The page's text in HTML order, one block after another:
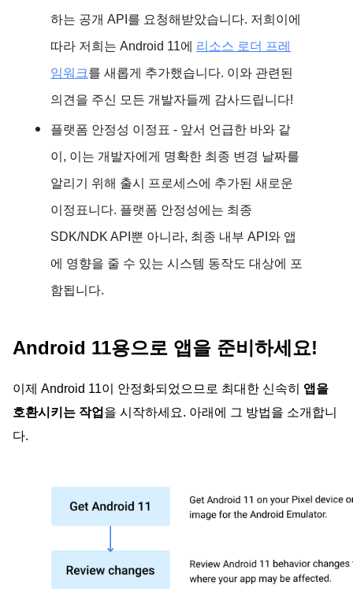
하는 공개 API를 요청해받았습니다. 저희이에
따라 저희는 Android 11에 리소스 로더 프레
임워크를 새롭게 추가했습니다. 이와 관련된
의견을 주신 모든 개발자들께 감사드립니다!
플랫폼 안정성 이정표 - 앞서 언급한 바와 같
이, 이는 개발자에게 명확한 최종 변경 날짜를
알리기 위해 출시 프로세스에 추가된 새로운
이정표니다. 플랫폼 안정성에는 최종
SDK/NDK API뿐 아니라, 최종 내부 API와 앱
에 영향을 줄 수 있는 시스템 동작도 대상에 포
함됩니다.
Android 11용으로 앱을 준비하세요!
이제 Android 11이 안정화되었으므로 최대한 신속히 앱을
호환시키는 작업 을 시작하세요. 아래에 그 방법을 소개합니
다.